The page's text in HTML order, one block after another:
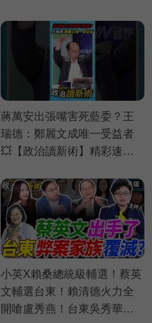
蔣萬安出張嘴害死藍委？王
瑞德：鄭麗文成唯一受益者
💥【政治讀新術】精彩速看
小英X賴桑總統級輔選！蔡英
文輔選台東！賴清德火力全
開嗆盧秀燕！台東吳秀華十